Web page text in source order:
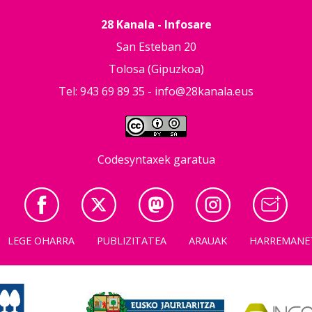
28 Kanala - Infosare
San Esteban 20
Tolosa (Gipuzkoa)
Tel: 943 69 89 35 - info@28kanala.eus
Codesyntaxek garatua
LEGE OHARRA PUBLIZITATEA ARAUAK